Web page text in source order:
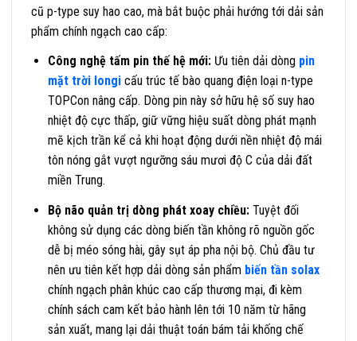
cũ p-type suy hao cao, mà bắt buộc phải hướng tới dải sản
phẩm chính ngạch cao cấp:
Công nghệ tấm pin thế hệ mới:Ưu tiên dải dòng pin
mặt trời longicấu trúc tế bào quang điện loại n-type
TOPCon nâng cấp. Dòng pin này sở hữu hệ số suy hao
nhiệt độ cực thấp, giữ vững hiệu suất dòng phát mạnh
mẽ kịch trần kể cả khi hoạt động dưới nền nhiệt độ mái
tôn nóng gắt vượt ngưỡng sáu mươi độ C của dải đất
miền Trung.
Bộ não quản trị dòng phát xoay chiều:Tuyệt đối
không sử dụng các dòng biến tần không rõ nguồn gốc
dễ bị méo sóng hài, gây sụt áp pha nội bộ. Chủ đầu tư
nên ưu tiên kết hợp dải dòng sản phẩm biến tần solax
chính ngạch phân khúc cao cấp thương mại, đi kèm
chính sách cam kết bảo hành lên tới 10 năm từ hãng
sản xuất, mang lại dải thuật toán bám tải khống chế